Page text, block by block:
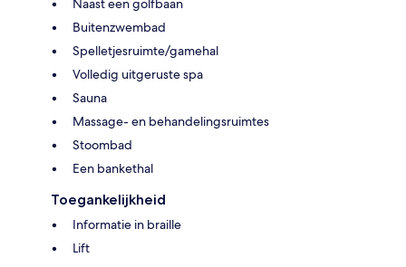
Naast een golfbaan
Buitenzwembad
Spelletjesruimte/gamehal
Volledig uitgeruste spa
Sauna
Massage- en behandelingsruimtes
Stoombad
Een bankethal
Toegankelijkheid
Informatie in braille
Lift